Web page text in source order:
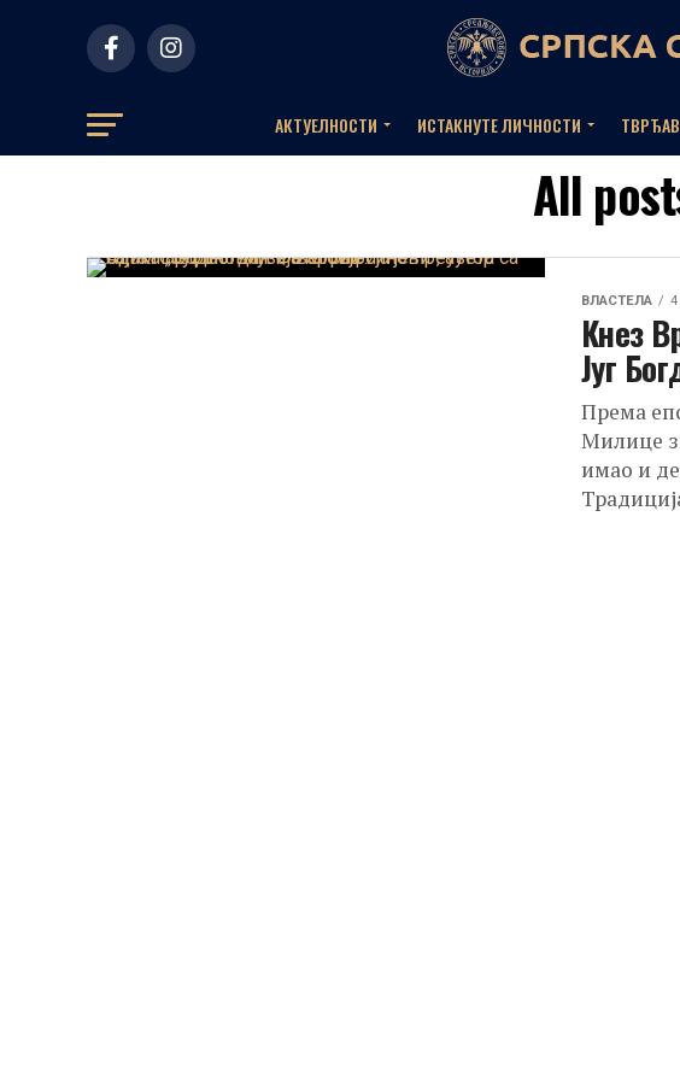
АКТУЕЛНOСТИ ИСТАКНУТЕ ЛИЧНОСТИ
All
ВЛАСТЕЛА
Кнез
Југ
Према
Милице
имао и